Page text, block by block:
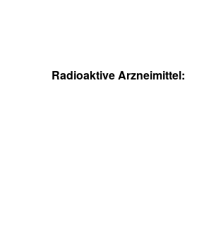
Radioaktive Arzneimittel: